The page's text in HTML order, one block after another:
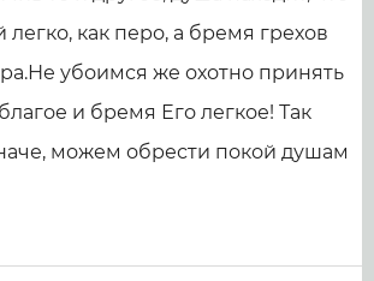
легко, как перо, а бремя грехов
убоимся же охотно принять
и бремя Его легкое! Так
можем обрести покой душам